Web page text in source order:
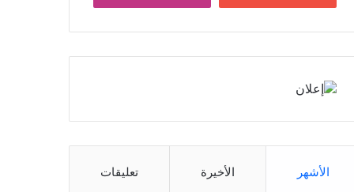
الأشهر الأخيرة تعليقات